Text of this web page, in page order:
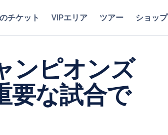
チケット VIPエリア ツアー ショップ
ンピオンズ
要な試合で